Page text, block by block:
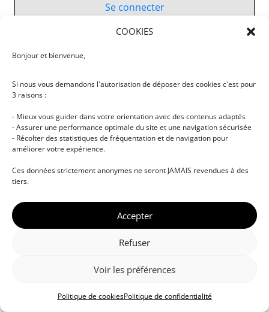
COOKIES
Bonjour et bienvenue,
Si nous vous demandons l'autorisation de déposer des cookies c'est pour
3 raisons :
- Mieux vous guider dans votre orientation avec des contenus adaptés
- Assurer une performance optimale du site et une navigation sécurisée
- Récolter des statistiques de fréquentation et de navigation pour
améliorer votre expérience.
Ces données strictement anonymes ne seront JAMAIS revendues à des
tiers.
Accepter
Refuser
Voir les préférences
Politique de cookiesPolitique de confidentialité
Se connecter
Vous n’avez pas de compte ?
musicale • Certifications professionnelles • Paris •